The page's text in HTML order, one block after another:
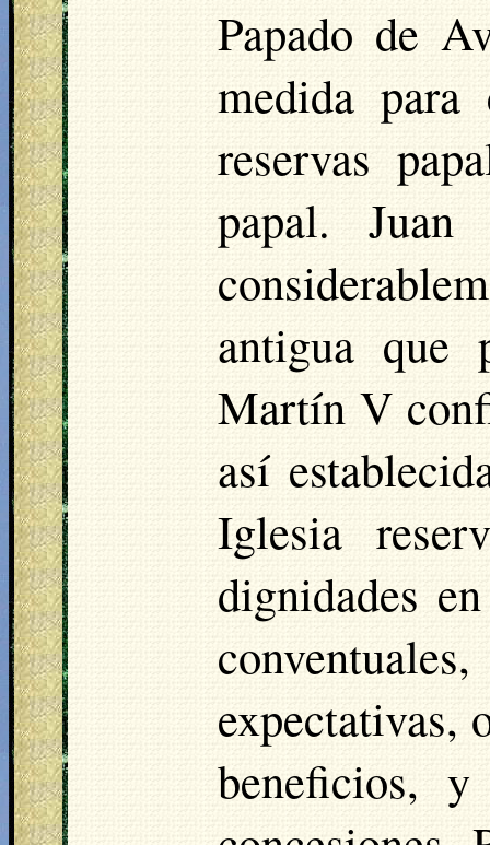
Papado de
medida
reservas
papal.
antigua que
Martín V
así
Iglesia
dignidades
expectativas,
beneficios,